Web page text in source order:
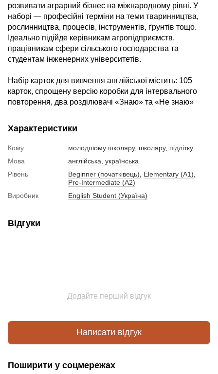
розвивати аграрний бізнес на міжнародному рівні. У
наборі — професійні терміни на теми тваринництва,
рослинництва, процесів, інструментів, ґрунтів тощо.
Ідеально підійде керівникам агропідприємств,
працівникам сфери сільського господарства та
студентам інженерних університетів.
Набір карток для вивчення англійської містить: 105
карток, спрощену версію коробки для інтервального
повторення, два розділювачі «Знаю» та «Не знаю»
Характеристики
Кому молодшому школяру, школяру, підлітку
Мова
англійська, українська
Рівень
Beginner (початківець) Elementary (A1)
Pre-Intermediate (A2)
Виробник
English Student (Україна)
Відгуки
Додайте перший відгук
Написати відгук
Поширити у соцмережах